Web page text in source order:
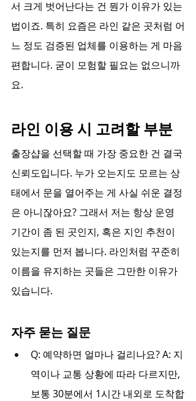
서 크게 벗어난다는 건 뭔가 이유가 있는
법이죠. 특히 요즘은 라인 같은 곳처럼 어
느 정도 검증된 업체를 이용하는 게 마음
편합니다. 굳이 모험할 필요는 없으니까
요.
라인 이용 시 고려할 부분
출장샵을 선택할 때 가장 중요한 건 결국
신뢰도입니다. 누가 오는지도 모르는 상
태에서 문을 열어주는 게 사실 쉬운 결정
은 아니잖아요? 그래서 저는 항상 운영
기간이 좀 된 곳인지, 혹은 지인 추천이
있는지를 먼저 봅니다. 라인처럼 꾸준히
이름을 유지하는 곳들은 그만한 이유가
있습니다.
자주 묻는 질문
Q: 예약하면 얼마나 걸리나요? A: 지
역이나 교통 상황에 따라 다르지만,
보통 30분에서 1시간 내외로 도착합